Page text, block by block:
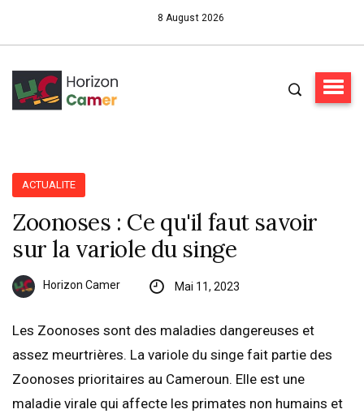
8 August 2026
ACTUALITE
Zoonoses : Ce qu'il faut savoir
sur la variole du singe
Horizon Camer Mai 11, 2023
Les Zoonoses sont des maladies dangereuses et
assez meurtrières. La variole du singe fait partie des
Zoonoses prioritaires au Cameroun. Elle est une
maladie virale qui affecte les primates non humains et